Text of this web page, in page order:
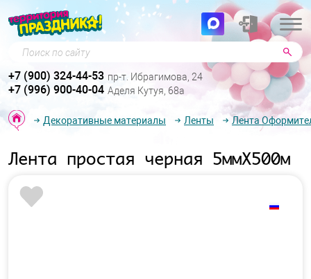
Поиск по сайту
+7 (900) 324-44-53 пр-т. Ибрагимова, 24
+7 (996) 900-40-04 Аделя Кутуя, 68а
Декоративные материалы Ленты Лента
Лента простая черная 5ммХ500м